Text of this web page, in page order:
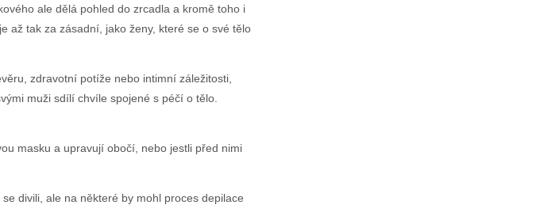
ale dělá pohled do zrcadla a kromě toho i
až tak za zásadní, jako ženy, které se o své tělo
zdravotní potíže nebo intimní záležitosti,
muži sdílí chvíle spojené s péčí o tělo.
masku a upravují obočí, nebo jestli před nimi
divili, ale na některé by mohl proces depilace